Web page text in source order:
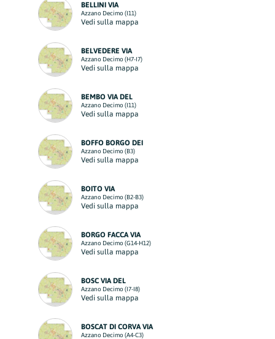
BELLINI VIA
Azzano Decimo (I11)
Vedi sulla mappa
BELVEDERE VIA
Azzano Decimo (H7-I7)
Vedi sulla mappa
BEMBO VIA DEL
Azzano Decimo (I11)
Vedi sulla mappa
BOFFO BORGO DEI
Azzano Decimo (B3)
Vedi sulla mappa
BOITO VIA
Azzano Decimo (B2-B3)
Vedi sulla mappa
BORGO FACCA VIA
Azzano Decimo (G14-H12)
Vedi sulla mappa
BOSC VIA DEL
Azzano Decimo (I7-I8)
Vedi sulla mappa
BOSCAT DI CORVA VIA
Azzano Decimo (A4-C3)